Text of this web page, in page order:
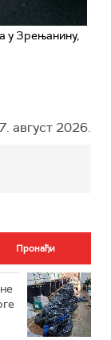
у Зрењанину,
август 2026.